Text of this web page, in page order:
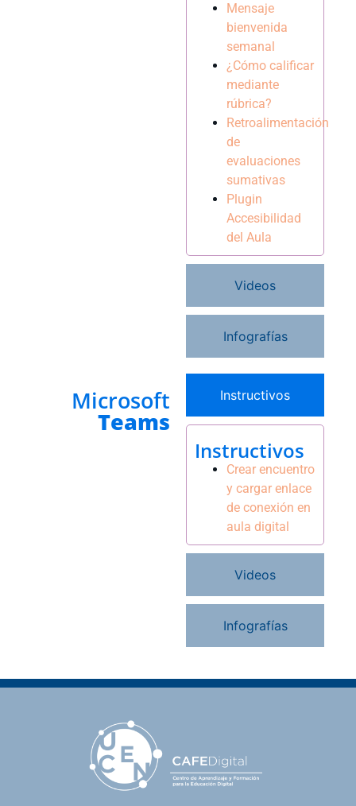
Videos
Infografías
Mensaje
bienvenida
semanal
¿Cómo calificar
mediante
rúbrica?
Retroalimentación
de
evaluaciones
sumativas
Plugin
Accesibilidad
del Aula
Microsoft
Teams
Instructivos
Videos
Infografías
Instructivos
Crear encuentro
y cargar enlace
de conexión en
aula digital